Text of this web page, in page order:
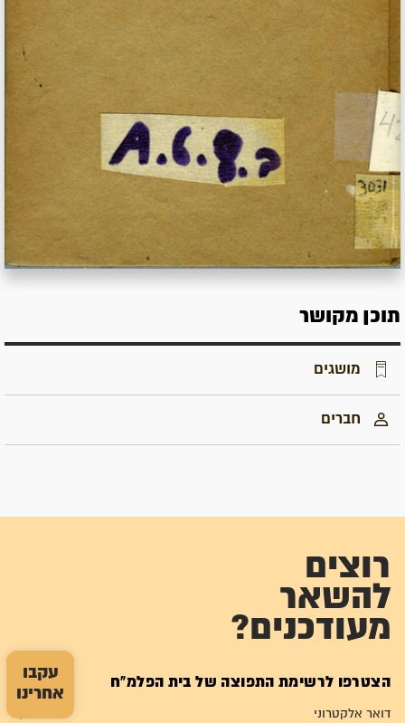
עקבו
אחרינו
תוכן מקושר
מושגים
חברים
רוצים
להשאר
מעודכנים?
הצטרפו לרשימת התפוצה של בית הפלמ"ח